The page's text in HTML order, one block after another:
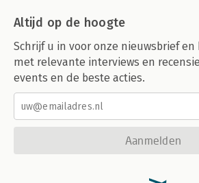
Altijd op de hoogte
Schrijf u in voor onze nieuwsbrief
met relevante interviews en
events en de beste acties.
Aanmelden